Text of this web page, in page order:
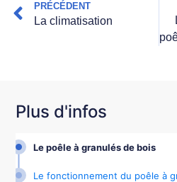
PRÉCÉDENT
La climatisation
Plus d'infos
Le poêle à granulés de bois
Le fonctionnement du poêle à